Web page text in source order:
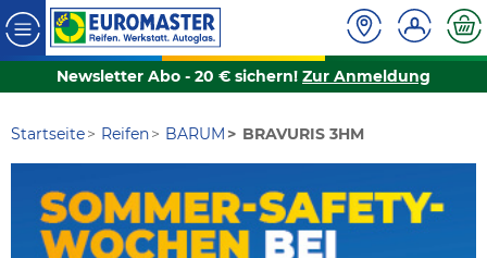
Newsletter Abo - 20 € sichern! Zur Anmeldung
Startseite Reifen BARUM BRAVURIS 3HM